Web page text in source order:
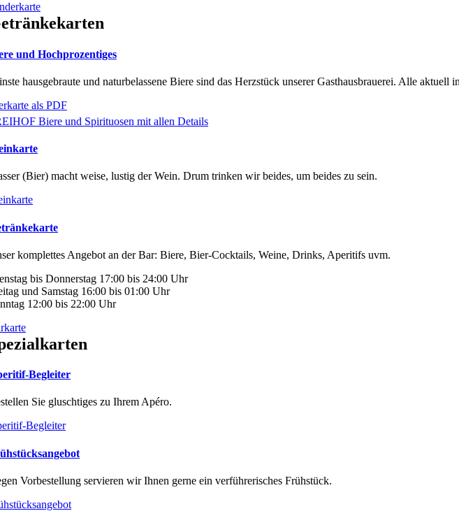
und Hochprozentiges
hausgebraute und naturbelassene Biere sind das Herzstück unserer Gasthausbrauerei. Alle
als PDF
Biere und Spirituosen mit allen Details
(Bier) macht weise, lustig der Wein. Drum trinken wir beides, um beides zu sein.
komplettes Angebot an der Bar: Biere, Bier-Cocktails, Weine, Drinks, Aperitifs uvm.
bis Donnerstag 17:00 bis 24:00 Uhr
und Samstag 16:00 bis 01:00 Uhr
12:00 bis 22:00 Uhr
Begleiter
Sie gluschtiges zu Ihrem Apéro.
Begleiter
Vorbestellung servieren wir Ihnen gerne ein verführerisches Frühstück.